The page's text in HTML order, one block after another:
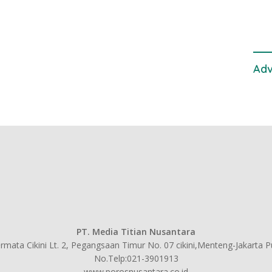
PT. Media Titian Nusantara
Cikini Lt. 2, Pegangsaan Timur No. 07 cikini,Menteng-Jakarta
No.Telp:021-3901913